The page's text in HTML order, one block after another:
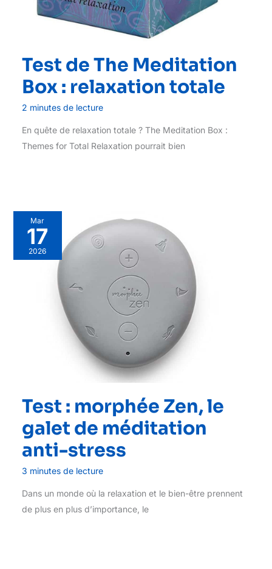
Test de The Meditation
Box : relaxation totale
2 minutes de lecture
En quête de relaxation totale ? The Meditation Box :
Themes for Total Relaxation pourrait bien
Mar
17
2026
Test : morphée Zen, le
galet de méditation
anti-stress
3 minutes de lecture
Dans un monde où la relaxation et le bien-être prennent
de plus en plus d’importance, le